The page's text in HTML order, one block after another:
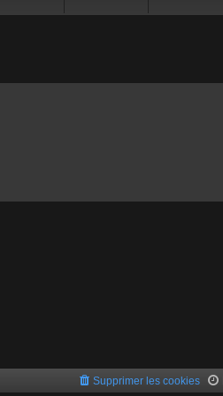
Supprimer les cookies